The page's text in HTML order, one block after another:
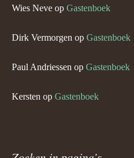
Wies Neve op Gastenboek
Dirk Vermorgen op Gastenboek
Paul Andriessen op Gastenboek
Kersten op Gastenboek